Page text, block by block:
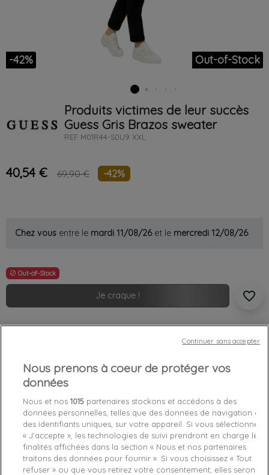
-42% Out-of-Stock
Produits victimes de leur succès
Guess Gris Brazos sweater
REF M01R44-S0U9 XXL
40,54 € 69,90 € -42%
Chez vous entre le mardi 11/08/26et le mercredi 12/08/26
 Out-of-Stock
Je craque ! favorite_border
Caractéristiques produit
Détails du produit Fabriquant
Référence M01R44-S0U9 XXL
Nous prenons à coeur de protéger vos
données
Nous et nos1015 partenaires stockons et accédons à des
données personnelles, telles que des données de navigation ou
des identifiants uniques, sur votre appareil. Si vous sélectionnez
« J’accepte », les technologies de suivi prendront en charge les
finalités affichées dans la section « Nous et nos partenaires
traitons des données pour fournir ». Si vous choisissez « Tout
refuser » ou que vous retirez votre consentement, elles seront
Continuer sans accepter